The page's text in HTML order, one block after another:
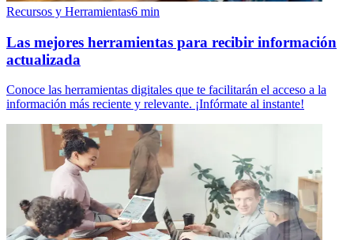
Recursos y Herramientas6 min
Las mejores herramientas para recibir información
actualizada
Conoce las herramientas digitales que te facilitarán el acceso a la
información más reciente y relevante. ¡Infórmate al instante!